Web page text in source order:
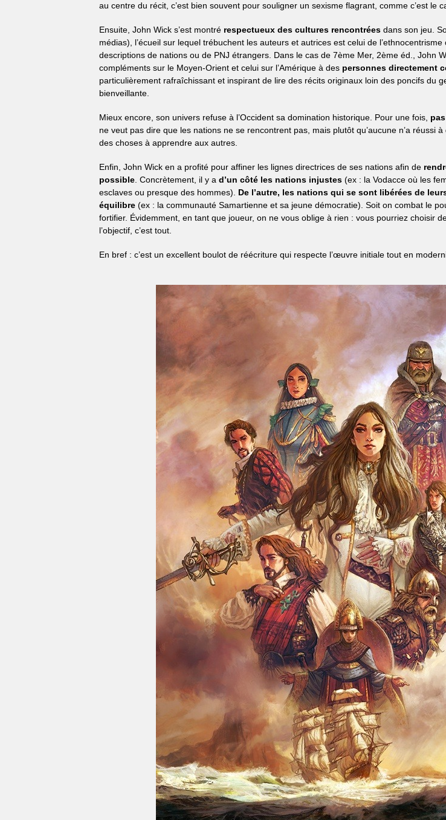
au centre du récit, c’est bien souvent pour souligner un sexisme flagrant, comme c’est le
Ensuite, John Wick s’est montré respectueux des cultures rencontrées dans son jeu.
médias), l’écueil sur lequel trébuchent les auteurs et autrices est celui de l’ethnocentrisme
descriptions de nations ou de PNJ étrangers. Dans le cas de 7ème Mer, 2ème éd., John
compléments sur le Moyen-Orient et celui sur l’Amérique à des personnes directement
particulièrement rafraîchissant et inspirant de lire des récits originaux loin des poncifs du
bienveillante.
Mieux encore, son univers refuse à l’Occident sa domination historique. Pour une fois,
ne veut pas dire que les nations ne se rencontrent pas, mais plutôt qu’aucune n’a réussi
des choses à apprendre aux autres.
Enfin, John Wick en a profité pour affiner les lignes directrices de ses nations afin de
possible . Concrètement, il y ad’un côté les nations injustes (ex : la Vodacce où les
esclaves ou presque des hommes). De l’autre, les nations qui se sont libérées de
équilibre (ex : la communauté Samartienne et sa jeune démocratie). Soit on combat le
fortifier. Évidemment, en tant que joueur, on ne vous oblige à rien : vous pourriez choisir
l’objectif, c’est tout.
En bref : c’est un excellent boulot de réécriture qui respecte l’œuvre initiale tout en